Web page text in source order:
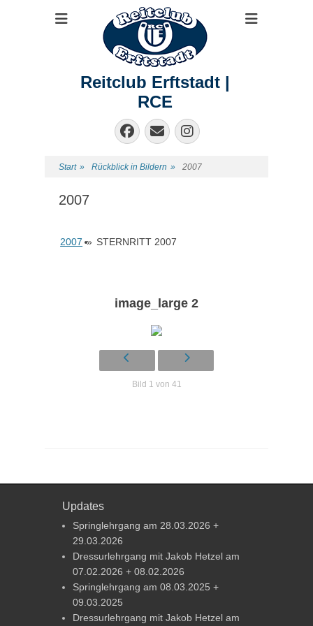
Reitclub Erftstadt |
RCE
Facebook
E-
Mail
Instagram
Start » Rückblick in Bildern » 2007
2007
2007 » STERNRITT 2007
image_large 2
Bild 1 von 41
Updates
Springlehrgang am 28.03.2026 +
29.03.2026
Dressurlehrgang mit Jakob Hetzel am
07.02.2026 + 08.02.2026
Springlehrgang am 08.03.2025 +
09.03.2025
Dressurlehrgang mit Jakob Hetzel am